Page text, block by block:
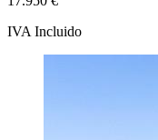
IVA Incluido